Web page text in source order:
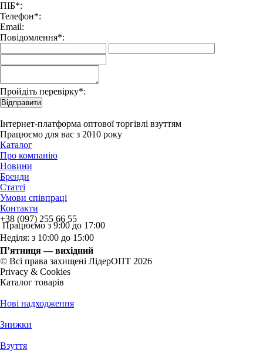
ПІБ*:
Телефон*:
Email:
Повідомлення*:
Пройдіть перевірку*:
Відправити
Інтернет-платформа оптової торгівлі взуттям
Працюємо для вас з 2010 року
Каталог
Про компанію
Новини
Бренди
Статті
Умови співпраці
Контакти
+38 (097) 255 66 55
Працюємо з 9:00 до 17:00
Неділя: з 10:00 до 15:00
П’ятниця — вихідний
© Всі права захищені ЛідерОПТ 2026
Privacy & Cookies
Каталог товарів
Нові надходження
Знижки
Взуття